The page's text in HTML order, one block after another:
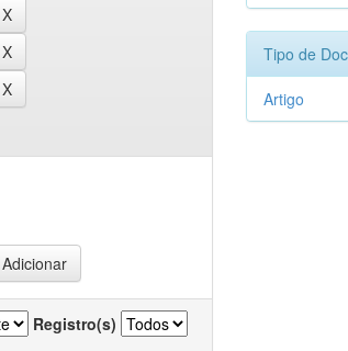
Registro(s)
Tipo de
Artigo